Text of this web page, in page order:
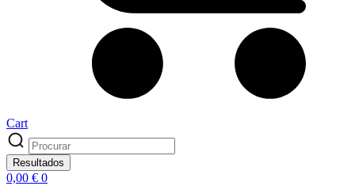
Cart
Search
...
Resultados
0,00 € 0